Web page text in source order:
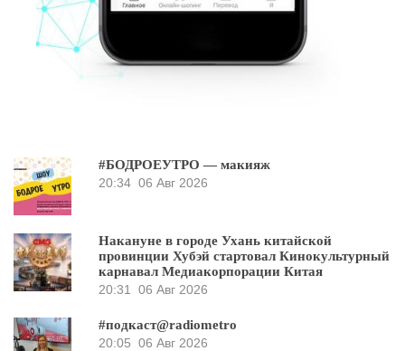
#БОДРОЕУТРО — макияж
20:34 06 Авг 2026
Накануне в городе Ухань китайской
провинции Хубэй стартовал Кинокультурный
карнавал Медиакорпорации Китая
20:31
06 Авг 2026
#подкаст@radiometro
20:05 06 Авг 2026